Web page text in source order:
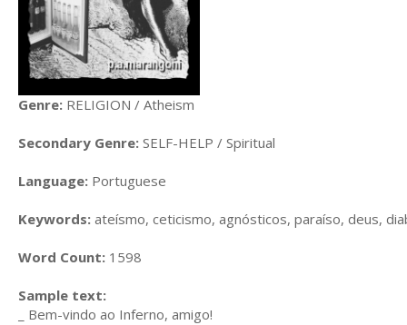
Genre: RELIGION / Atheism
Secondary Genre: SELF-HELP / Spiritual
Language: Portuguese
Keywords: ateísmo, ceticismo, agnósticos, paraíso, deus,
Word Count: 1598
Sample text:
_ Bem-vindo ao Inferno, amigo!